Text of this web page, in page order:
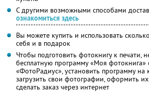
С другими возможными способами
ознакомиться здесь
Вы можете купить и использовать
себя и в подарок
Чтобы подготовить фотокнигу к печати,
бесплатную программу «Моя фотокнига»
«ФотоРадиус», установить программу на
загрузить свои фотографии, оформить
сделать заказ через интернет